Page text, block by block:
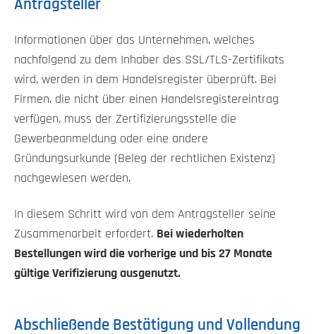
Antragsteller
Informationen über das Unternehmen, welches
nachfolgend zu dem Inhaber des SSL/TLS-Zertifikats
wird, werden in dem Handelsregister überprüft. Bei
Firmen, die nicht über einen Handelsregistereintrag
verfügen, muss der Zertifizierungsstelle die
Gewerbeanmeldung oder eine andere
Gründungsurkunde (Beleg der rechtlichen Existenz)
nachgewiesen werden.
In diesem Schritt wird von dem Antragsteller seine
Zusammenarbeit erfordert. Bei wiederholten
Bestellungen wird die vorherige und bis 27 Monate
gültige Verifizierung ausgenutzt.
Abschließende Bestätigung und Vollendung